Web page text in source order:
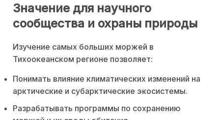
Значение для научного
сообщества и охраны природы
Изучение самых больших моржей в
Тихоокеанском регионе позволяет:
Понимать влияние климатических изменений на
арктические и субарктические экосистемы.
Разрабатывать программы по сохранению